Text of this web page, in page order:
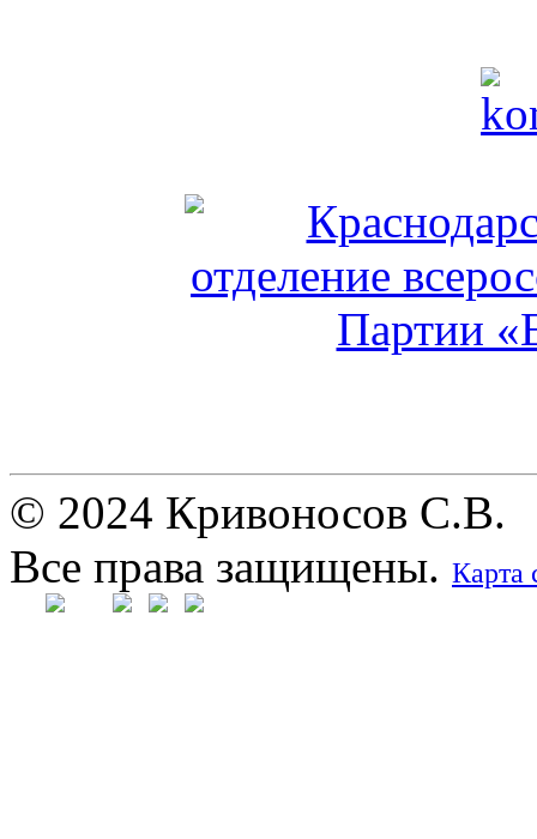
© 2024 Кривоносов С.В.
Все права защищены. Карта